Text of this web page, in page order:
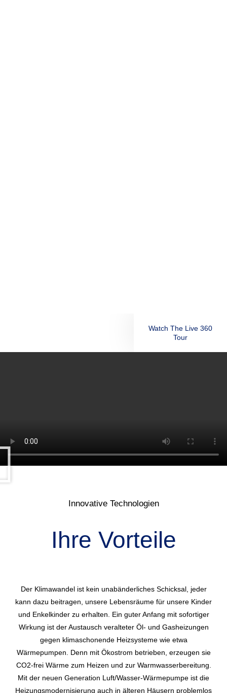
Watch The Live 360
Tour
Innovative Technologien
Ihre Vorteile
Der Klimawandel ist kein unabänderliches Schicksal, jeder
kann dazu beitragen, unsere Lebensräume für unsere Kinder
und Enkelkinder zu erhalten. Ein guter Anfang mit sofortiger
Wirkung ist der Austausch veralteter Öl- und Gasheizungen
gegen klimaschonende Heizsysteme wie etwa
Wärmepumpen. Denn mit Ökostrom betrieben, erzeugen sie
CO2-frei Wärme zum Heizen und zur Warmwasserbereitung.
Mit der neuen Generation Luft/Wasser-Wärmepumpe ist die
Heizungsmodernisierung auch in älteren Häusern problemlos